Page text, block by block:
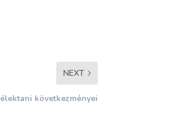
NEXT
következményei